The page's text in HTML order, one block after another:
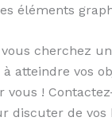
éléments
cherchez
atteindre vos
vous !
discuter de vos